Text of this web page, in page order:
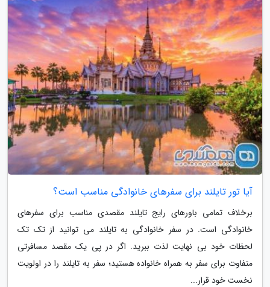
آیا تور تایلند برای سفرهای خانوادگی مناسب است؟
برخلاف تمامی باورهای رایج تایلند مقصدی مناسب برای سفرهای
خانوادگی است. در سفر خانوادگی به تایلند می توانید از تک تک
لحظات خود بی نهایت لذت ببرید. اگر در پی یک مقصد مسافرتی
متفاوت برای سفر به همراه خانواده هستید؛ سفر به تایلند را در اولویت
نخست خود قرار...